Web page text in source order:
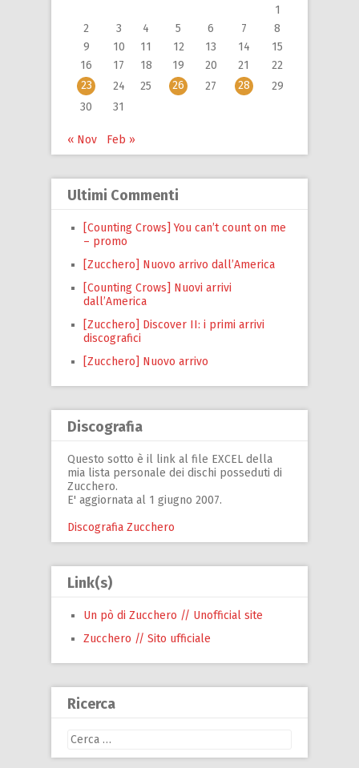
1
2
3 4 5 6 7
8
9
10 11 12 13 14
15
16
17 18 19 20 21
22
23
24 25 26 27 28
29
30
31
« Nov Feb »
Ultimi Commenti
[Counting Crows] You can’t count on me
– promo
[Zucchero] Nuovo arrivo dall’America
[Counting Crows] Nuovi arrivi
dall’America
[Zucchero] Discover II: i primi arrivi
discografici
[Zucchero] Nuovo arrivo
Discografia
Questo sotto è il link al file EXCEL della
mia lista personale dei dischi posseduti di
Zucchero.
E' aggiornata al 1 giugno 2007.
Discografia Zucchero
Link(s)
Un pò di Zucchero // Unofficial site
Zucchero // Sito ufficiale
Ricerca
Ricerca